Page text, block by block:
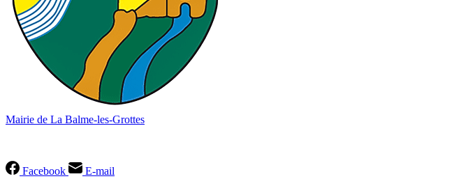
Mairie de La Balme-les-Grottes
Facebook
E-mail